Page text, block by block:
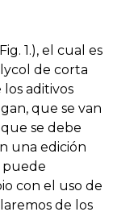
1.), el cual es
de corta
aditivos
que se van
se debe
una edición
puede
con el uso de
de los